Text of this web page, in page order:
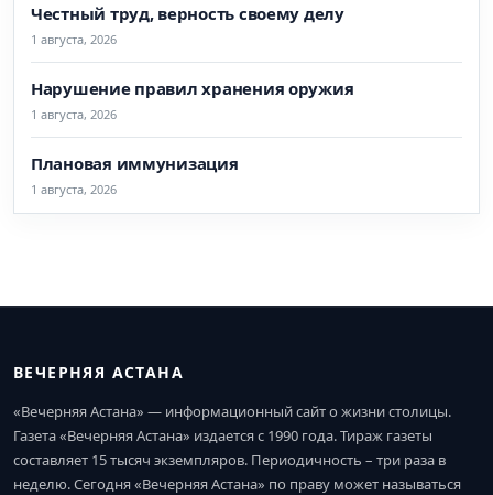
Честный труд, верность своему делу
1 августа, 2026
Нарушение правил хранения оружия
1 августа, 2026
Плановая иммунизация
1 августа, 2026
ВЕЧЕРНЯЯ АСТАНА
«Вечерняя Астана» — информационный сайт о жизни столицы.
Газета «Вечерняя Астана» издается с 1990 года. Тираж газеты
составляет 15 тысяч экземпляров. Периодичность – три раза в
неделю. Сегодня «Вечерняя Астана» по праву может называться